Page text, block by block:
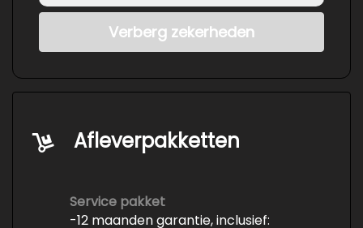
Verberg zekerheden
Afleverpakketten
Service pakket
-12 maanden garantie, inclusief: